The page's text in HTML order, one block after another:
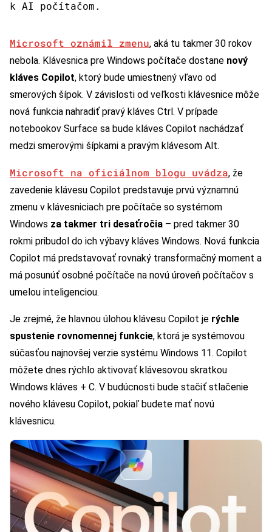
k AI počítačom.
Microsoft oznámil zmenu, aká tu takmer 30 rokov
nebola. Klávesnica pre Windows počítače dostane nový
kláves Copilot, ktorý bude umiestnený vľavo od
smerových šípok. V závislosti od veľkosti klávesnice môže
nová funkcia nahradiť pravý kláves Ctrl. V prípade
notebookov Surface sa bude kláves Copilot nachádzať
medzi smerovými šípkami a pravým klávesom Alt.
Microsoft na oficiálnom blogu uvádza, že
zavedenie klávesu Copilot predstavuje prvú významnú
zmenu v klávesniciach pre počítače so systémom
Windows za takmer tri desaťročia – pred takmer 30
rokmi pribudol do ich výbavy kláves Windows. Nová funkcia
Copilot má predstavovať rovnaký transformačný moment a
má posunúť osobné počítače na novú úroveň počítačov s
umelou inteligenciou.
Je zrejmé, že hlavnou úlohou klávesu Copilot je rýchle
spustenie rovnomennej funkcie, ktorá je systémovou
súčasťou najnovšej verzie systému Windows 11. Copilot
môžete dnes rýchlo aktivovať klávesovou skratkou
Windows kláves + C. V budúcnosti bude stačiť stlačenie
nového klávesu Copilot, pokiaľ budete mať novú
klávesnicu.